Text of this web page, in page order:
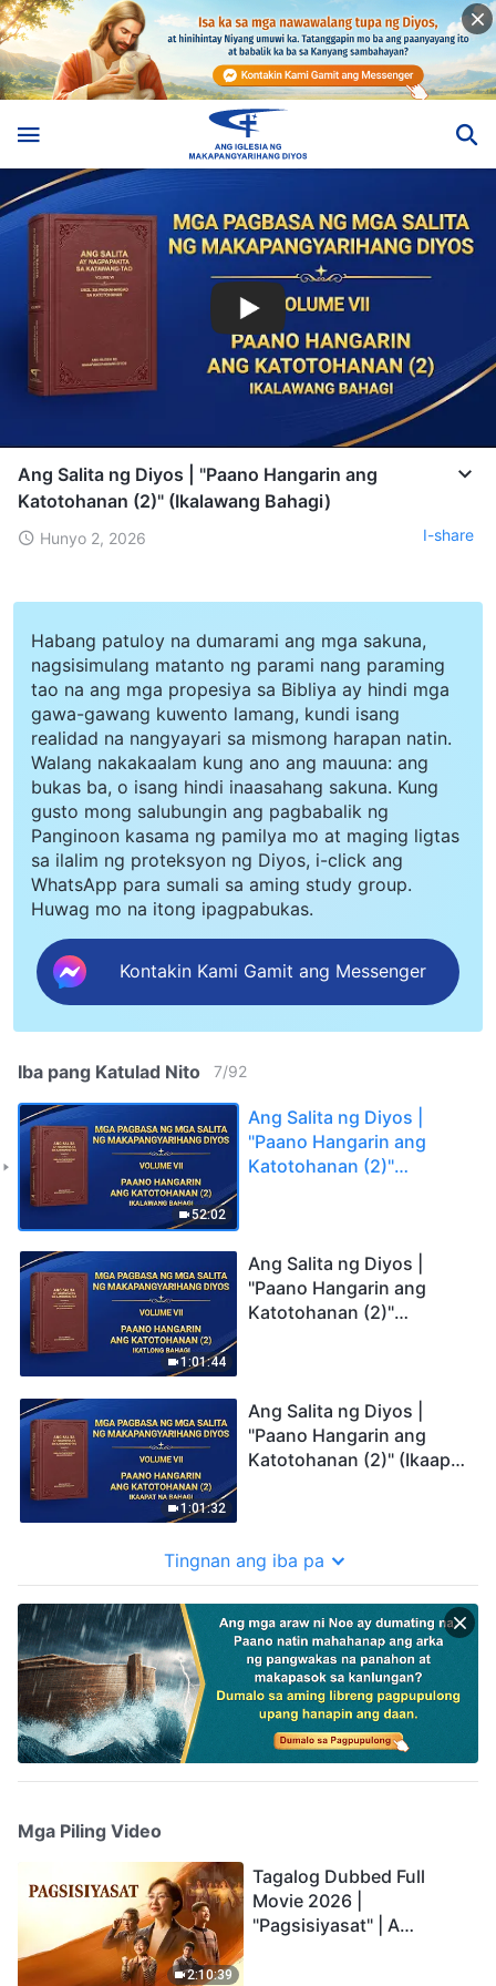
Ang Salita ng Diyos | "Paano Hangarin ang
Katotohanan (2)" (Ikalawang Bahagi)
Hunyo 2, 2026 I-share
Habang patuloy na dumarami ang mga sakuna,
nagsisimulang matanto ng parami nang paraming
tao na ang mga propesiya sa Bibliya ay hindi mga
gawa-gawang kuwento lamang, kundi isang
realidad na nangyayari sa mismong harapan natin.
Walang nakakaalam kung ano ang mauuna: ang
bukas ba, o isang hindi inaasahang sakuna. Kung
gusto mong salubungin ang pagbabalik ng
Panginoon kasama ng pamilya mo at maging ligtas
sa ilalim ng proteksyon ng Diyos, i-click ang
WhatsApp para sumali sa aming study group.
Huwag mo na itong ipagpabukas.
Kontakin Kami Gamit ang Messenger
Iba pang Katulad Nito 7/92
52:02
Ang Salita ng Diyos |
"Paano Hangarin ang
Katotohanan (2)"
1:01:44
Ang Salita ng Diyos |
"Paano Hangarin ang
Katotohanan (2)"
1:01:32
Ang Salita ng Diyos |
"Paano Hangarin ang
Katotohanan (2)" (Ikaapat
Tingnan ang iba pa
Mga Piling Video
2:10:39
Tagalog Dubbed Full
Movie 2026 |
"Pagsisiyasat" | A